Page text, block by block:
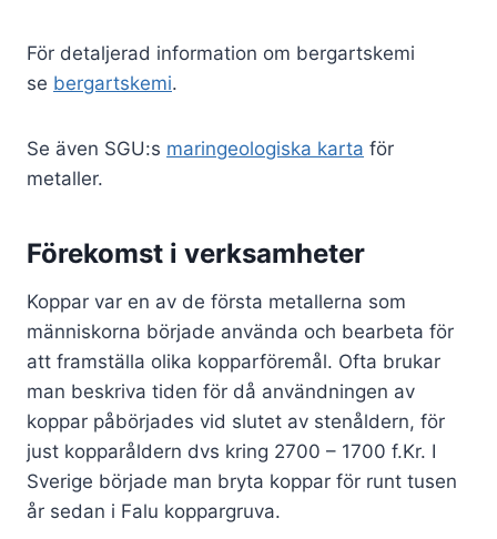
För detaljerad information om bergartskemi
se bergartskemi.
Se även SGU:s maringeologiska karta för
metaller.
Förekomst i verksamheter
Koppar var en av de första metallerna som
människorna började använda och bearbeta för
att framställa olika kopparföremål. Ofta brukar
man beskriva tiden för då användningen av
koppar påbörjades vid slutet av stenåldern, för
just kopparåldern dvs kring 2700 – 1700 f.Kr. I
Sverige började man bryta koppar för runt tusen
år sedan i Falu koppargruva.